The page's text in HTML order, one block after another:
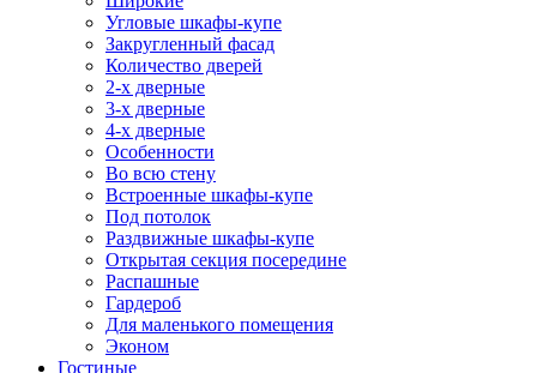
Угловые шкафы-купе
Закругленный фасад
Количество дверей
2-х дверные
3-х дверные
4-х дверные
Особенности
Во всю стену
Встроенные шкафы-купе
Под потолок
Раздвижные шкафы-купе
Открытая секция посередине
Распашные
Гардероб
Для маленького помещения
Эконом
Гостиные